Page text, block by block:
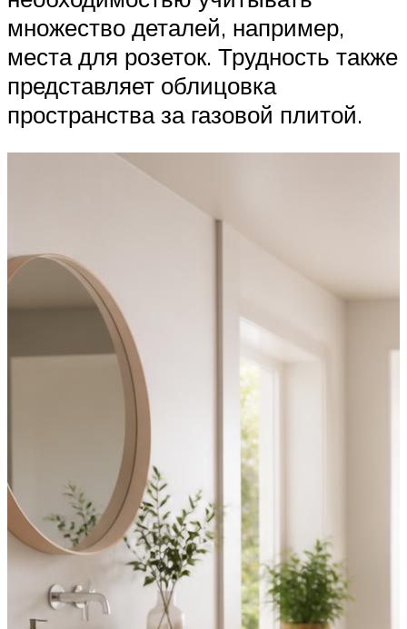
множество деталей, например,
места для розеток. Трудность также
представляет облицовка
пространства за газовой плитой.